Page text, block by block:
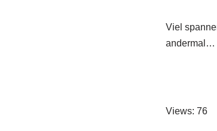
Viel
andermal…
Views: 76